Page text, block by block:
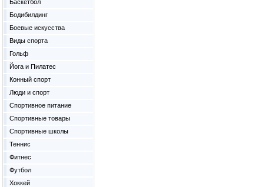
Баскетбол
Бодибилдинг
Боевые искусства
Виды спорта
Гольф
Йога и Пилатес
Конный спорт
Люди и спорт
Спортивное питание
Спортивные товары
Спортивные школы
Теннис
Фитнес
Футбол
Хоккей